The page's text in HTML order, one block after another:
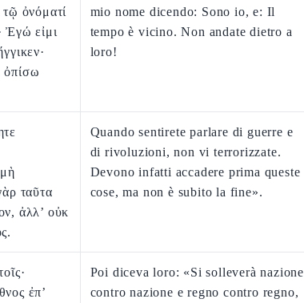
τῷ ὀνόματί
Ἐγώ εἰμι
ὀπίσω
mio nome dicendo: Sono io, e: Il
tempo è vicino. Non andate dietro a
loro!
ταῦτα
ἀλλ’ οὐκ
Quando sentirete parlare di guerre e
di rivoluzioni, non vi terrorizzate.
Devono infatti accadere prima queste
cose, ma non è subito la fine».
ἐπ’
Poi diceva loro: «Si solleverà nazione
contro nazione e regno contro regno,